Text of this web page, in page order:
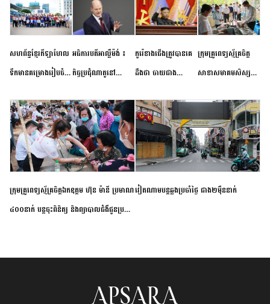
សហព័ន្ធខ្មែរកីឡាហែល
ទឹកមានគម្រោងរៀបចំ
កម្រិតបឋម ដល់ឧត្តម
សិក្សានាពេលខាងមុខ
អធិការបតីអាល្លឺម៉ង់ ៖
កិច្ចប្រជុំណាតូនៅ
ខាងមុខនឹងបញ្ជូនសញ្ញា
នៃភាពស្អិតរមួត និង
ការប្តេជ្ញាចិត្ត
កូរ៉េខាងជើងត្រូវបានគេ
ដឹងថា ចាយជាង
អភិវឌ្ឍន៍នុយក្លេអ៊ែរ
ក្រុមគ្រូពេទ្យស្ម័គ្រចិត្ត
សាខាសមាគមសិស្ស
ខេត្តកំពង់ចាម ចុះពិនិត្យ
ពិគ្រោះជំងឺទូទៅ និងផ្តល់
ថ្នាំពេទ្យជូនប្រជាពលរដ្ឋ
រស់នៅសង្កាត់បឹងកុក
ក្រុមគ្រូពេទ្យស្ម័គ្រចិត្តឯកឧត្តម ហ៊ុន ម៉ានី ប្រមាណ
៤០០នាក់ បន្តចុះពិនិត្យ និងព្យាបាលជំងឺជូនប្រជា
វៀតណាម​បន្ត​ឆ្លង​ប្រចាំថ្ងៃ​ ​ជាង​២​ម៉ឺន​នាក់​